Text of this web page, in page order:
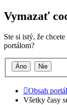
Vymazať
Ste si istý, že
portálom?
Obsah
Všetky časy